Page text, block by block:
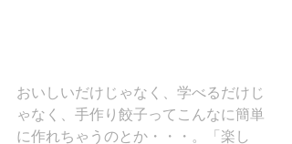
おいしいだけじゃなく、学べるだけじ
ゃなく、手作り餃子ってこんなに簡単
に作れちゃうのとか・・・。「楽し